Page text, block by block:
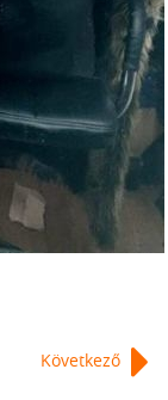
Következő